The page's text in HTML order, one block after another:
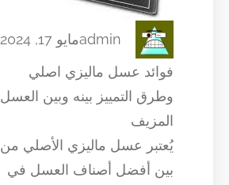
adminمايو 17, 2024
فوائد عسل ماليزي اصلي
وطرق التمييز بينه وبين العسل
المزيف
يُعتبر عسل ماليزي الأصلي من
بين أفضل أصناف العسل في